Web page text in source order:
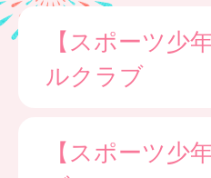
【スポーツ少
ルクラブ
【スポーツ少